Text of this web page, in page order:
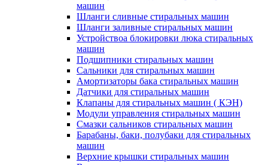
машин
Шланги сливные стиральных машин
Шланги заливные стиральных машин
Устройствоа блокировки люка стиральных
машин
Подшипники стиральных машин
Сальники для стиральных машин
Амортизаторы бака стиральных машин
Датчики для стиральных машин
Клапаны для стиральных машин ( КЭН)
Модули управления стиральных машин
Смазки сальников стиральных машин
Барабаны, баки, полубаки для стиральных
машин
Верхние крышки стиральных машин